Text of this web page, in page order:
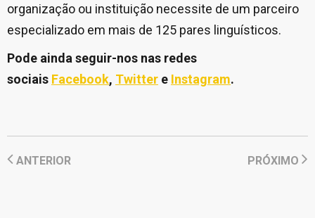
organização ou instituição necessite de um parceiro
especializado em mais de 125 pares linguísticos.
Pode ainda seguir-nos nas redes
sociais Facebook, Twitter e Instagram.
ANTERIOR PRÓXIMO